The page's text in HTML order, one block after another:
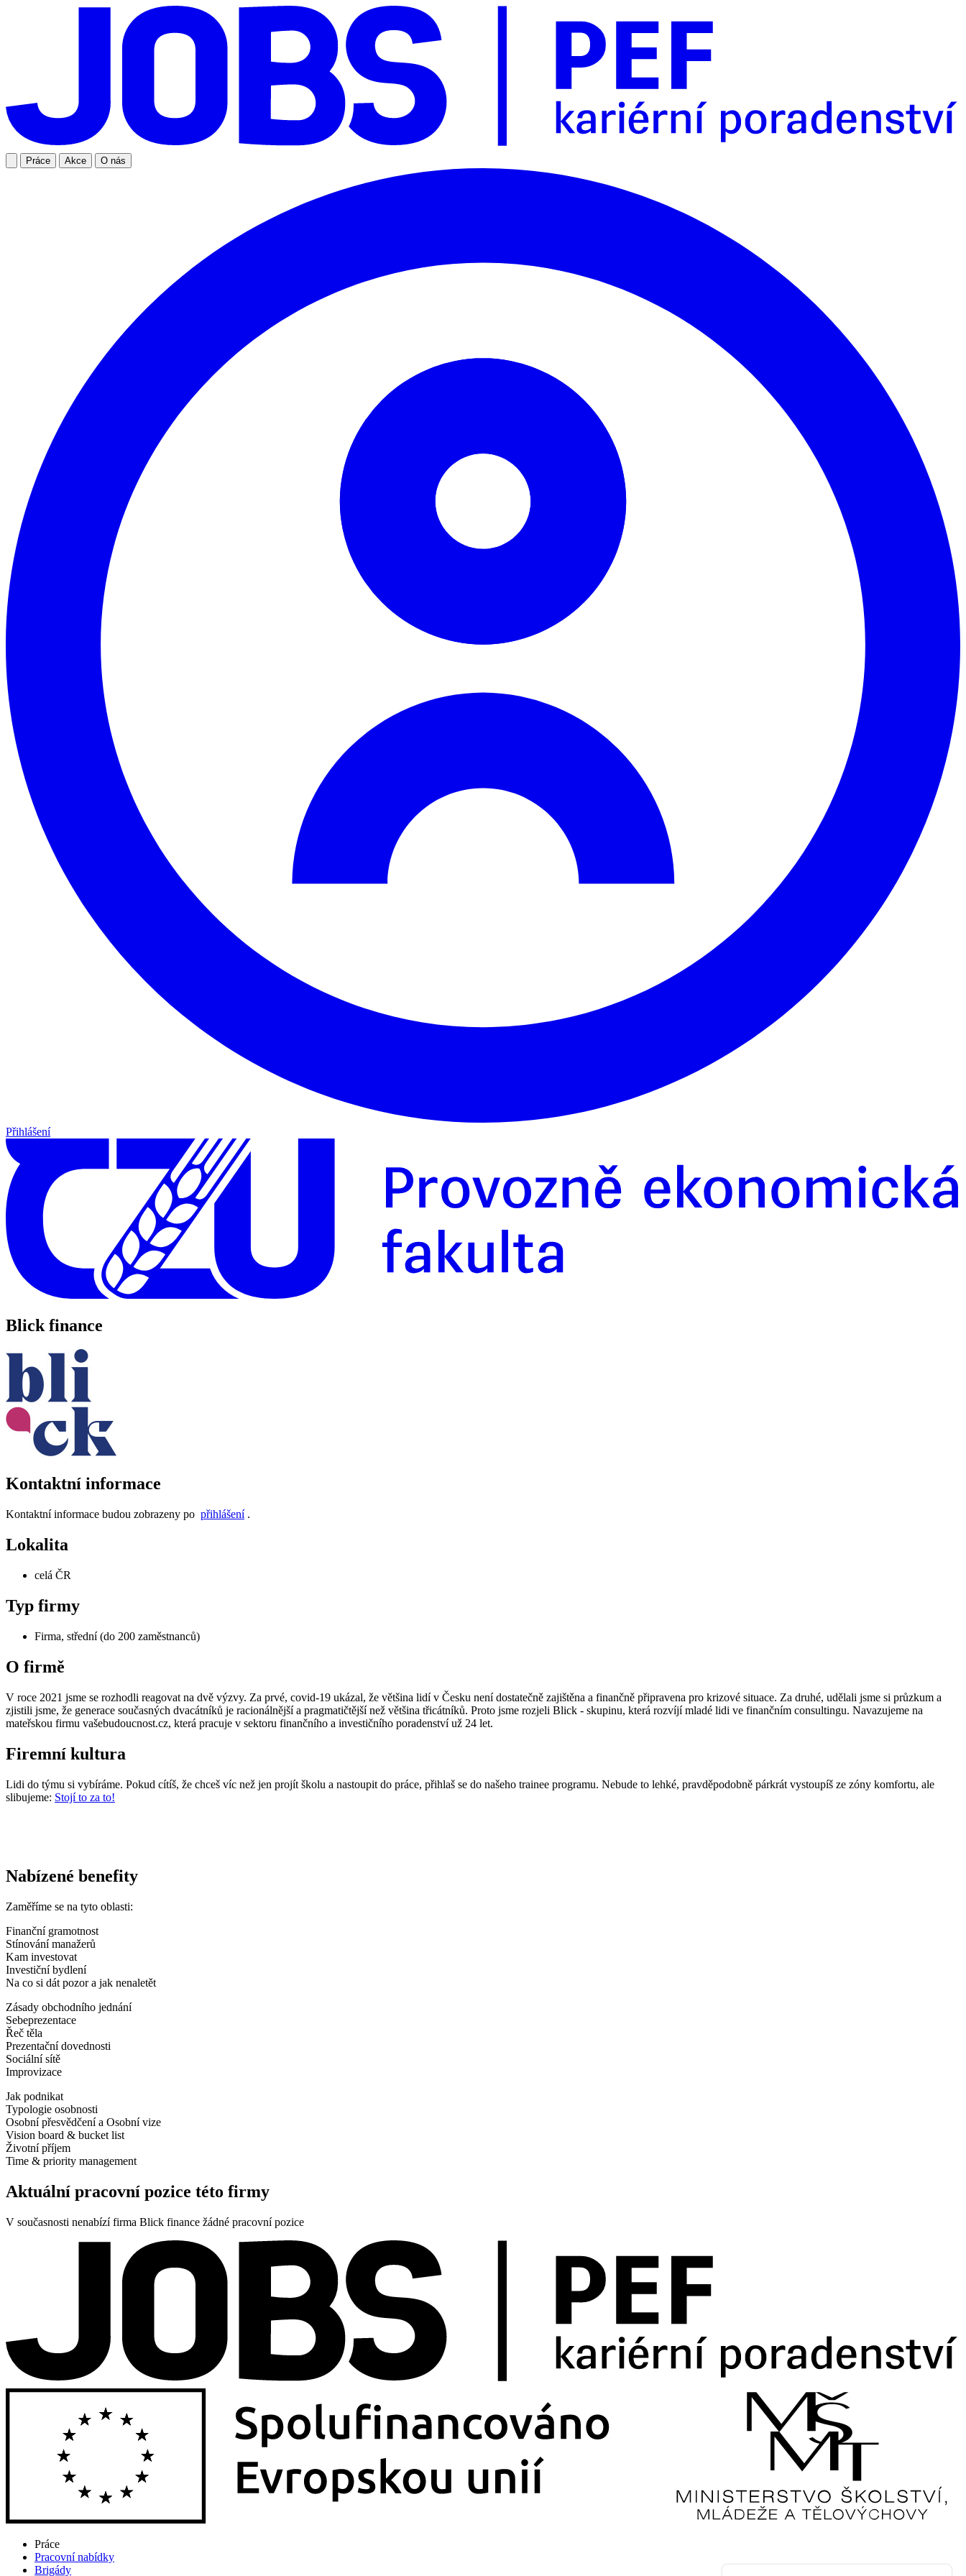
Práce Akce O nás
Přihlášení
Blick finance
Kontaktní informace
Kontaktní informace budou zobrazeny po přihlášení.
Lokalita
celá ČR
Typ firmy
Firma, střední (do 200 zaměstnanců)
O firmě
V roce 2021 jsme se rozhodli reagovat na dvě výzvy. Za prvé, covid-19 ukázal, že většina lidí v Česku není dostatečně zajištěna a finančně připravena pro krizové situace. Za druhé, udělali jsme si průzkum a
zjistili jsme, že generace současných dvacátníků je racionálnější a pragmatičtější než většina třicátníků. Proto jsme rozjeli Blick - skupinu, která rozvíjí mladé lidi ve finančním consultingu. Navazujeme na
mateřskou firmu vašebudoucnost.cz, která pracuje v sektoru finančního a investičního poradenství už 24 let.
Firemní kultura
Lidi do týmu si vybíráme. Pokud cítíš, že chceš víc než jen projít školu a nastoupit do práce, přihlaš se do našeho trainee programu. Nebude to lehké, pravděpodobně párkrát vystoupíš ze zóny komfortu, ale
slibujeme: Stojí to za to!
Nabízené benefity
Zaměříme se na tyto oblasti:
Finanční gramotnost
Stínování manažerů
Kam investovat
Investiční bydlení
Na co si dát pozor a jak nenaletět
Zásady obchodního jednání
Sebeprezentace
Řeč těla
Prezentační dovednosti
Sociální sítě
Improvizace
Jak podnikat
Typologie osobnosti
Osobní přesvědčení a Osobní vize
Vision board & bucket list
Životní příjem
Time & priority management
Aktuální pracovní pozice této firmy
V současnosti nenabízí firma Blick finance žádné pracovní pozice
Práce
Pracovní nabídky
Brigády